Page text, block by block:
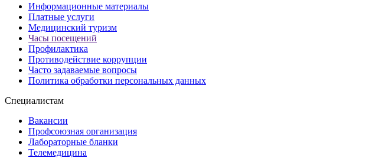
Информационные материалы
Платные услуги
Медицинский туризм
Часы посещений
Профилактика
Противодействие коррупции
Часто задаваемые вопросы
Политика обработки персональных данных
Специалистам
Вакансии
Профсоюзная организация
Лабораторные бланки
Телемедицина